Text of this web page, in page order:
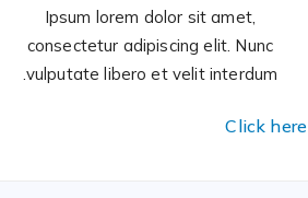
Ipsum lorem dolor sit amet,
consectetur adipiscing elit. Nunc
vulputate libero et velit interdum.
Click here